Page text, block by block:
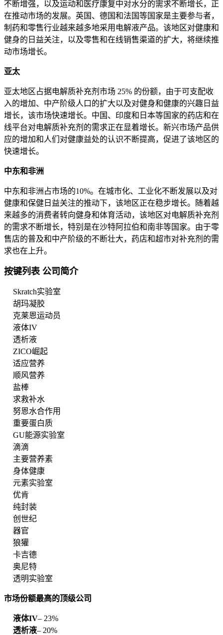
不断增强，以及运动和医疗康复中对水分的需求不断增长，正
在推动市场的发展。英国、德国和法国等国家是主要参与者，
制药和零售行业越来越多地采用电解液产品。该地区对健康和
健身的日益关注，以及零售和在线销售渠道的扩大，将继续推
动市场增长。
亚太
亚太地区占据电解质补充剂市场 25% 的份额，由于可支配收
入的增加、中产阶级人口的扩大以及对健身和健康的兴趣日益
增长，该市场快速增长。中国、印度和日本等国家的药店和在
线平台对电解质补充剂的需求正在显着增长。新兴市场产品供
应的增加和人们对健康益处的认识不断提高，促进了该地区的
快速增长。
中东和非洲
中东和非洲占市场的10%。在城市化、工业化不断发展以及对
健康和保健日益关注的推动下，该地区正在稳步增长。随着越
来越多的消费者转向健身和体育活动，该地区对电解质补充剂
的需求不断增长，特别是在沙特阿拉伯和南非等国家。由于零
售店的普及和中产阶级的不断壮大，药店和超市对补充剂的需
求也在上升。
按键列表 公司简介
Skratch实验室
胡玛凝胶
克莱恩运动员
液体IV
透析液
ZICO崛起
适应营养
顺风营养
盐棒
求救补水
努恩水合作用
重要蛋白质
GU能源实验室
滴滴
主要营养素
身体健康
元素实验室
优肯
纯封装
创世纪
器官
狼獾
卡吉德
奥尼特
透明实验室
市场份额最高的顶级公司
液体IV– 23%
透析液– 20%